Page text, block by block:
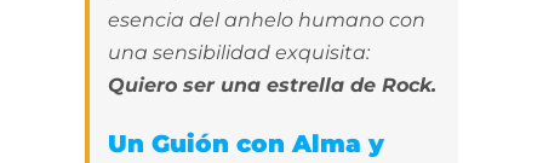
esencia del anhelo humano con
una sensibilidad exquisita:
Quiero ser una estrella de Rock.
Un Guión con Alma y